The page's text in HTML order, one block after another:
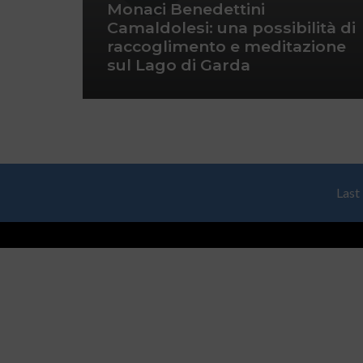
Monaci Benedettini
Camaldolesi: una possibilità di
raccoglimento e meditazione
sul Lago di Garda